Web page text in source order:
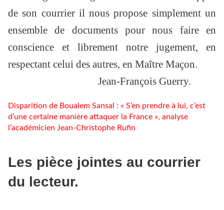
de son courrier il nous propose simplement un
ensemble de documents pour nous faire en
conscience et librement notre jugement, en
respectant celui des autres, en Maître Maçon.
Jean-François Guerry.
Disparition de Boualem Sansal : « S’en prendre à lui, c’est
d’une certaine manière attaquer la France », analyse
l’académicien Jean-Christophe Rufin
Les pièce jointes au courrier
du lecteur.